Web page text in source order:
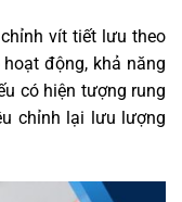
vít tiết lưu theo
động, khả năng
có hiện tượng rung
chỉnh lại lưu lượng